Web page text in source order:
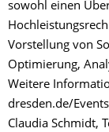
sowohl einen
Vorstellung von
Optimierung,
Weitere
dresden.de/
Claudia Schmidt,